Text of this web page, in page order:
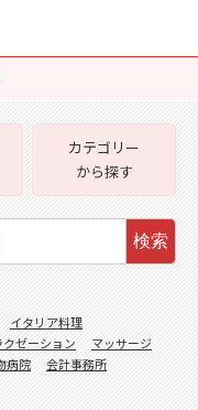
カテゴリー
から探す
検索
イタリア料理
クゼーション
マッサージ
病院
会計事務所